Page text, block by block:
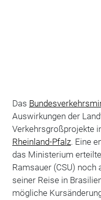
Das
Auswirkungen der
Verkehrsgroßprojekte
Rheinland-Pfalz. Eine
das Ministerium
Ramsauer (CSU) noch
seiner Reise in
mögliche